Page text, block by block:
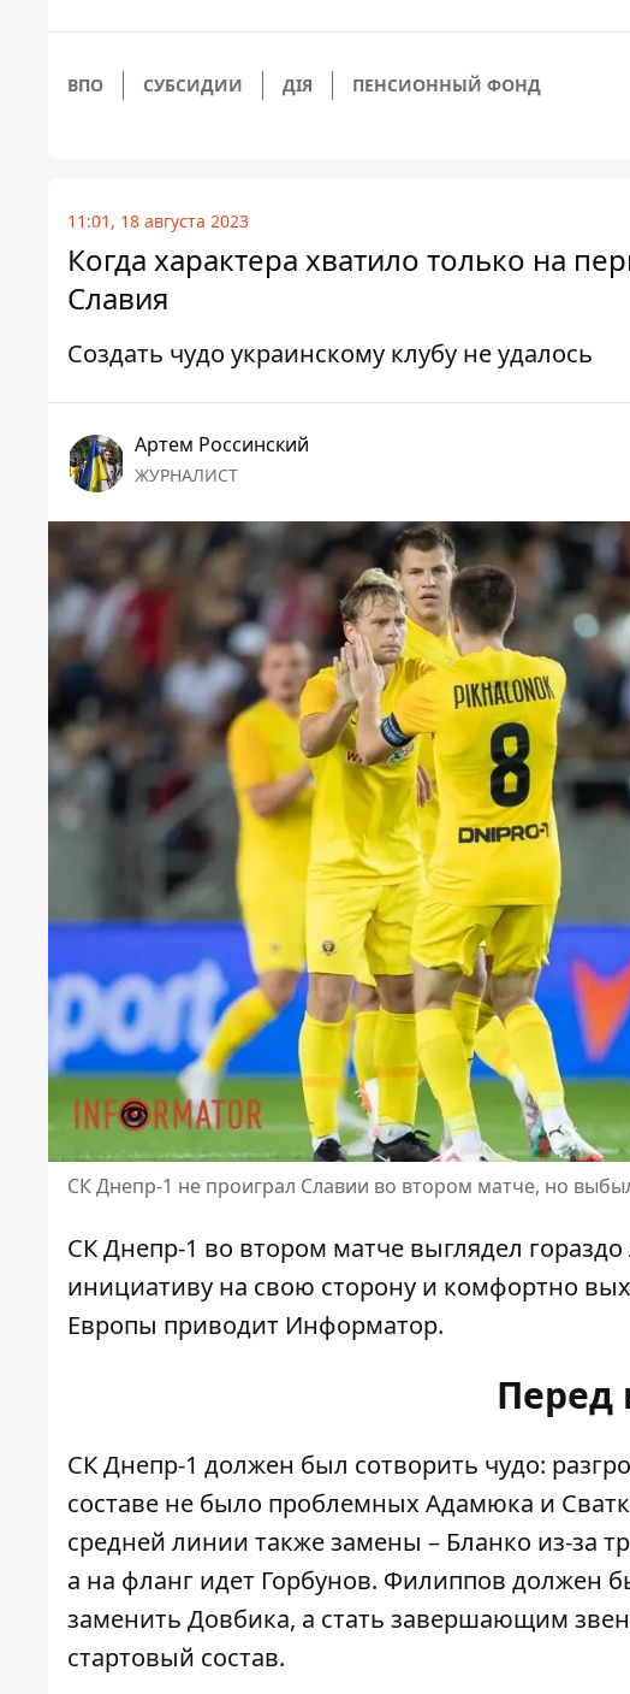
ВПО СУБСИДИИ ДІЯ ПЕНСИОННЫЙ ФОНД
11:01, 18 августа 2023
Когда характера хватило только на
Славия
Создать чудо украинскому клубу не удалось
Артем Россинский
ЖУРНАЛИСТ
СК Днепр-1 не проиграл Славии во втором матче, но
СК Днепр-1 во втором матче выглядел
инициативу на свою сторону и комфортно
Европы приводит Информатор.
Перед
СК Днепр-1 должен был сотворить чудо:
составе не было проблемных Адамюка и
средней линии также замены – Бланко из-за
а на фланг идет Горбунов. Филиппов должен
заменить Довбика, а стать завершающим
стартовый состав.